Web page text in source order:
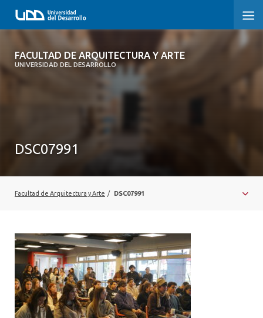
FACULTAD DE ARQUITECTURA Y ARTE
UNIVERSIDAD DEL DESARROLLO
FACULTAD DE ARQUITECTURA Y ARTE
VINCULACIÓN CON EL MEDIO
ALUMNI
PLATAFORMA VUT
DSC07991
Facultad de Arquitectura y Arte / DSC07991